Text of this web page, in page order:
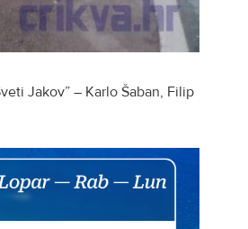
Jakov” – Karlo Šaban, Filip